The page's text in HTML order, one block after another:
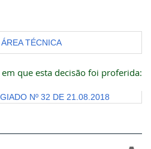
TÉCNICA
que esta decisão foi proferida:
Nº 32 DE 21.08.2018